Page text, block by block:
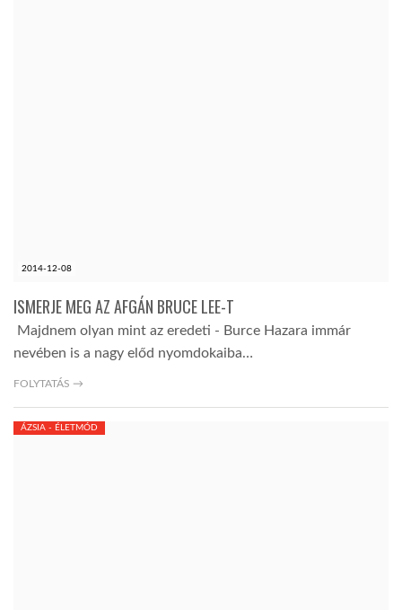
2014-12-08
ISMERJE MEG AZ AFGÁN BRUCE LEE-T
Majdnem olyan mint az eredeti - Burce Hazara immár
nevében is a nagy előd nyomdokaiba…
FOLYTATÁS →
ÁZSIA - ÉLETMÓD